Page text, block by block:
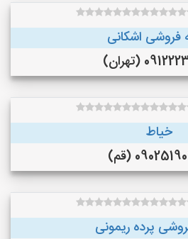
فروشی اشکانی
(تهران)
خیاط
(قم)
پرده ریمونی